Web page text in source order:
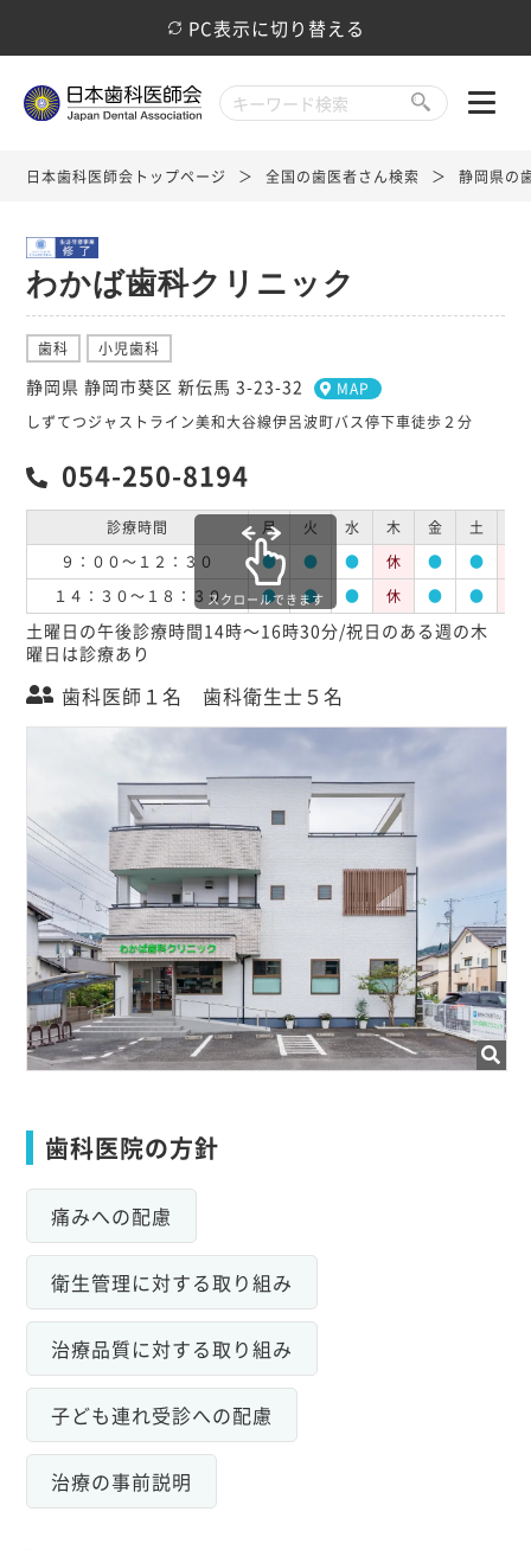
PC表示に切り替える
日本歯科医師会トップページ 全国の歯医者さん検索 静岡県の
わかば歯科クリニック
歯科 小児歯科
静岡県 静岡市葵区 新伝馬 3-23-32
MAP
しずてつジャストライン美和大谷線伊呂波町バス停下車徒歩２分
054-250-8194
診療時間 月 火 水 木 金 土
９：００～１２：３０
● ● ● 休 ● ●
１４：３０～１８：３０
● ● ● 休 ● ●
スクロールできます
土曜日の午後診療時間14時～16時30分/祝日のある週の木
曜日は診療あり
歯科医師１名 歯科衛生士５名
歯科医院の方針
痛みへの配慮
衛生管理に対する取り組み
治療品質に対する取り組み
子ども連れ受診への配慮
治療の事前説明